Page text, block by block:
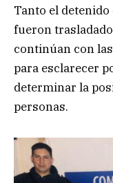
Tanto el
fueron
continúan con
para esclarecer
determinar la
personas.